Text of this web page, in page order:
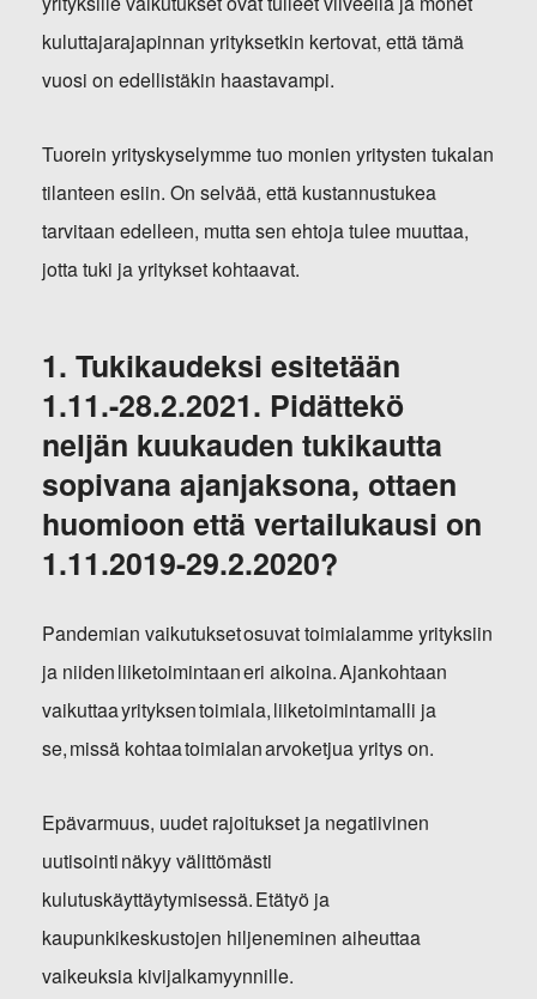
kuluttajarajapinnan yrityksetkin kertovat, että tämä
vuosi on edellistäkin haastavampi.
Tuorein yrityskyselymme tuo monien yritysten tukalan
tilanteen esiin. On selvää, että kustannustukea
tarvitaan edelleen, mutta sen ehtoja tulee muuttaa,
jotta tuki ja yritykset kohtaavat.
1. Tukikaudeksi esitetään
1.11.-28.2.2021. Pidättekö
neljän kuukauden tukikautta
sopivana ajanjaksona, ottaen
huomioon että vertailukausi on
1.11.2019-29.2.2020?
Pandemian vaikutukset osuvat toimialamme yrityksiin
ja niiden liiketoimintaan eri aikoina. Ajankohtaan
vaikuttaa yrityksen toimiala, liiketoimintamalli ja
se, missä kohtaa toimialan arvoketjua yritys on.
Epävarmuus, uudet rajoitukset ja negatiivinen
uutisointi näkyy välittömästi
kulutuskäyttäytymisessä. Etätyö ja
kaupunkikeskustojen hiljeneminen aiheuttaa
vaikeuksia kivijalkamyynnille.